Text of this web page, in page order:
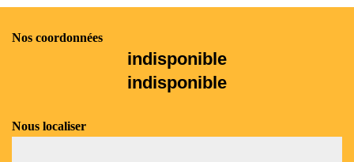
Nos coordonnées
indisponible
indisponible
Nous localiser